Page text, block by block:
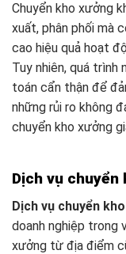
Chuyển kho xưởng
xuất, phân phối mà
cao hiệu quả hoạt
Tuy nhiên, quá trình
toán cẩn thận để
những rủi ro không
chuyển kho xưởng
Dịch vụ
Dịch vụ chuyển
doanh nghiệp trong
xưởng từ địa điểm